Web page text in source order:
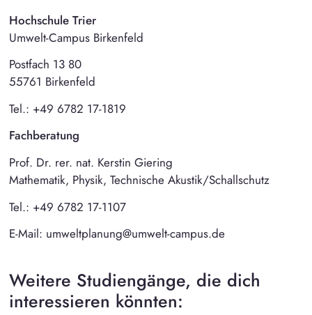
Hochschule Trier
Umwelt-Campus Birkenfeld
Postfach 13 80
55761 Birkenfeld
Tel.: +49 6782 17-1819
Fachberatung
Prof. Dr. rer. nat. Kerstin Giering
Mathematik, Physik, Technische Akustik/Schallschutz
Tel.: +49 6782 17-1107
E-Mail: umweltplanung@umwelt-campus.de
Weitere Studiengänge, die dich
interessieren könnten: